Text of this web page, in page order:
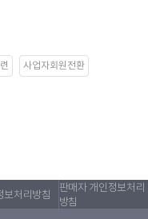
사업자회원전환
보처리방침
판매자 개인정보처리
방침